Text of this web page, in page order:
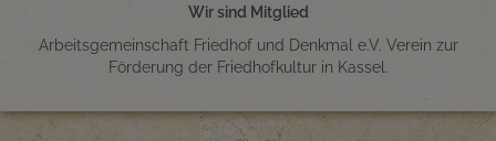
Wir sind Mitglied
Arbeitsgemeinschaft Friedhof und Denkmal e.V. Verein zur
Förderung der Friedhofkultur in Kassel.